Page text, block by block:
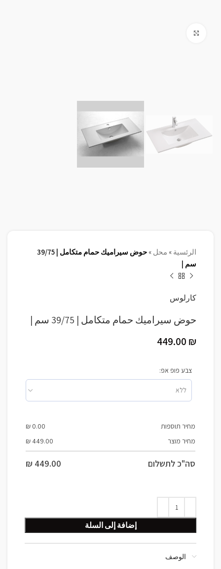
الرئسية » محل »
حوض سيراميك حمام متكامل | 39/75
سم |
كارلوس
حوض سيراميك حمام متكامل | 39/75 سم |
449.00 ₪
צבע פופ אפ:
מחיר תוספות 0.00
₪
מחיר מוצר
449.00
₪
סה"כ לתשלום 449.00
₪
إضافة إلى السلة
الوصف